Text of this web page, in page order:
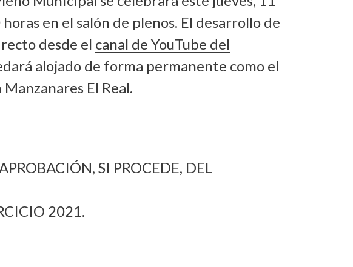
en el salón de plenos. El desarrollo de
desde el canal de YouTube del
alojado de forma permanente como el
El Real.
SI PROCEDE, DEL
2021.